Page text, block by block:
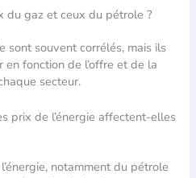
du gaz et ceux du pétrole ?
sont souvent corrélés, mais ils
fonction de l’offre et de la
secteur.
prix de l’énergie affectent-elles
notamment du pétrole